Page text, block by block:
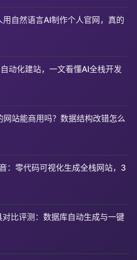
自然语言AI制作个人官网，真的
动化建站，一文看懂AI全栈开发
站能商用吗？数据结构改错怎么
：零代码可视化生成全栈网站，3
比评测：数据库自动生成与一键